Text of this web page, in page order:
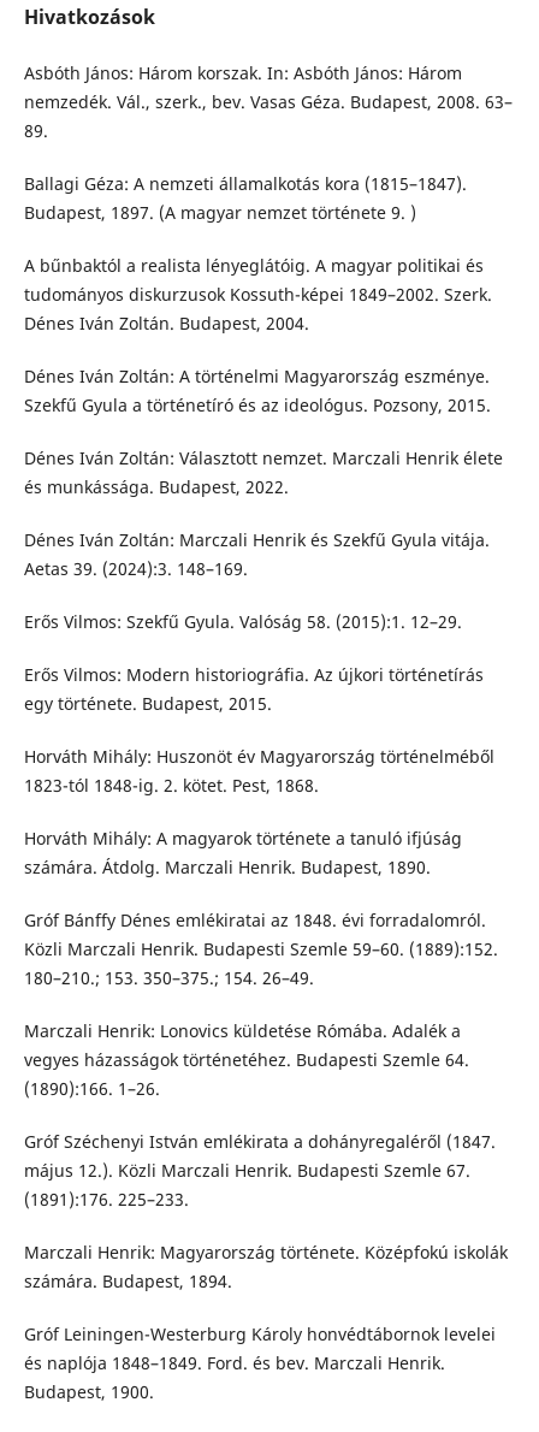
Hivatkozások
Asbóth János: Három korszak. In: Asbóth János: Három
nemzedék. Vál., szerk., bev. Vasas Géza. Budapest, 2008. 63–
89.
Ballagi Géza: A nemzeti államalkotás kora (1815–1847).
Budapest, 1897. (A magyar nemzet története 9. )
A bűnbaktól a realista lényeglátóig. A magyar politikai és
tudományos diskurzusok Kossuth-képei 1849–2002. Szerk.
Dénes Iván Zoltán. Budapest, 2004.
Dénes Iván Zoltán: A történelmi Magyarország eszménye.
Szekfű Gyula a történetíró és az ideológus. Pozsony, 2015.
Dénes Iván Zoltán: Választott nemzet. Marczali Henrik élete
és munkássága. Budapest, 2022.
Dénes Iván Zoltán: Marczali Henrik és Szekfű Gyula vitája.
Aetas 39. (2024):3. 148–169.
Erős Vilmos: Szekfű Gyula. Valóság 58. (2015):1. 12–29.
Erős Vilmos: Modern historiográfia. Az újkori történetírás
egy története. Budapest, 2015.
Horváth Mihály: Huszonöt év Magyarország történelméből
1823-tól 1848-ig. 2. kötet. Pest, 1868.
Horváth Mihály: A magyarok története a tanuló ifjúság
számára. Átdolg. Marczali Henrik. Budapest, 1890.
Gróf Bánffy Dénes emlékiratai az 1848. évi forradalomról.
Közli Marczali Henrik. Budapesti Szemle 59–60. (1889):152.
180–210.; 153. 350–375.; 154. 26–49.
Marczali Henrik: Lonovics küldetése Rómába. Adalék a
vegyes házasságok történetéhez. Budapesti Szemle 64.
(1890):166. 1–26.
Gróf Széchenyi István emlékirata a dohányregaléről (1847.
május 12.). Közli Marczali Henrik. Budapesti Szemle 67.
(1891):176. 225–233.
Marczali Henrik: Magyarország története. Középfokú iskolák
számára. Budapest, 1894.
Gróf Leiningen-Westerburg Károly honvédtábornok levelei
és naplója 1848–1849. Ford. és bev. Marczali Henrik.
Budapest, 1900.